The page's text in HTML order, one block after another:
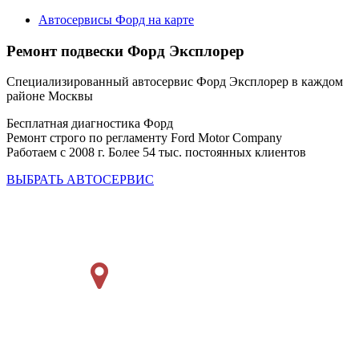
Автосервисы Форд на карте
Ремонт подвески Форд Эксплорер
Специализированный автосервис Форд Эксплорер в каждом
районе Москвы
Бесплатная диагностика Форд
Ремонт строго по регламенту Ford Motor Company
Работаем с 2008 г. Более 54 тыс. постоянных клиентов
ВЫБРАТЬ АВТОСЕРВИС